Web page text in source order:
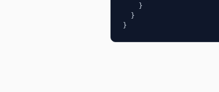
    }
  }
}